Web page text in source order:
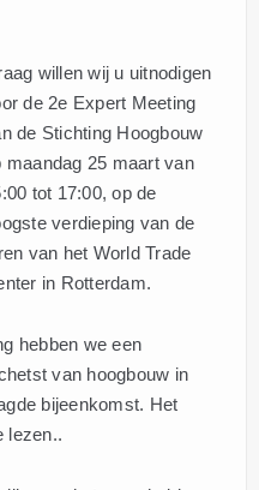
willen wij u uitnodigen
de 2e Expert Meeting
de Stichting Hoogbouw
maandag 25 maart van
tot 17:00, op de
verdieping van de
van het World Trade
in Rotterdam.
hebben we een
van hoogbouw in
bijeenkomst. Het
lezen..